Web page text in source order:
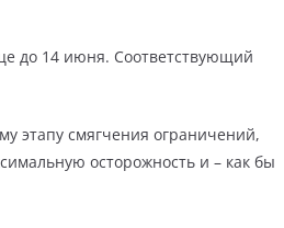
до 14 июня. Соответствующий
этапу смягчения ограничений,
осторожность и – как бы